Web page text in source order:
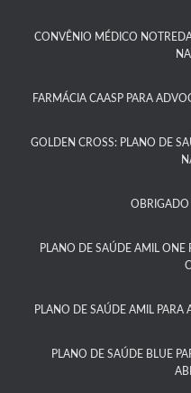
CONVÊNIO MÉDICO
FARMÁCIA CAASP PARA
GOLDEN CROSS: PLANO DE
OBRIGADO
PLANO DE SAÚDE AMIL ONE
PLANO DE SAÚDE AMIL PARA
PLANO DE SAÚDE BLUE